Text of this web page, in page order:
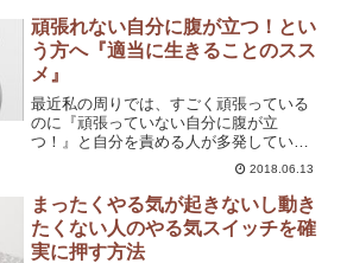
ました。すると私に対し、トレーニング
方法や食材の選択についてア...
頑張れない自分に腹が立つ！とい
う方へ『適当に生きることのスス
メ』
最近私の周りでは、すごく頑張っている
のに『頑張っていない自分に腹が立
つ！』と自分を責める人が多発していま
す。そんな私もブログを更新しない日が
続くと『あーーーもう何もかも捨てて息
するのやめたい』と全てを投げ出したく
なる時があります。でもよく考...
2018.06.13
まったくやる気が起きないし動き
たくない人のやる気スイッチを確
実に押す方法